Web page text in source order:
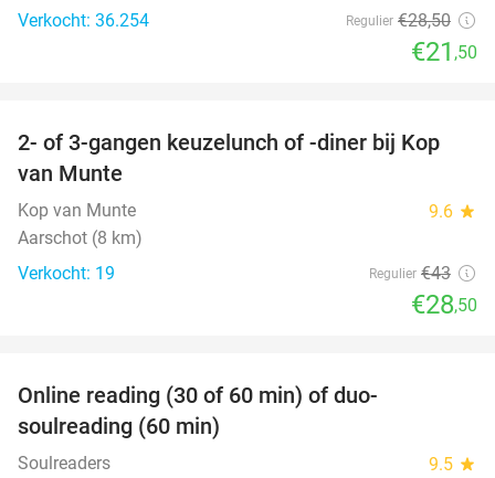
Verkocht: 36.254
Regulier €28,50
€21 ,50
34%
2- of 3-gangen keuzelunch of -diner bij Kop
van Munte
Kop van Munte 9.6 star
Aarschot (8 km)
Verkocht: 19
Regulier €43
€28,50
Online reading (30 of 60 min) of duo-
soulreading (60 min)
Soulreaders 9.5 star